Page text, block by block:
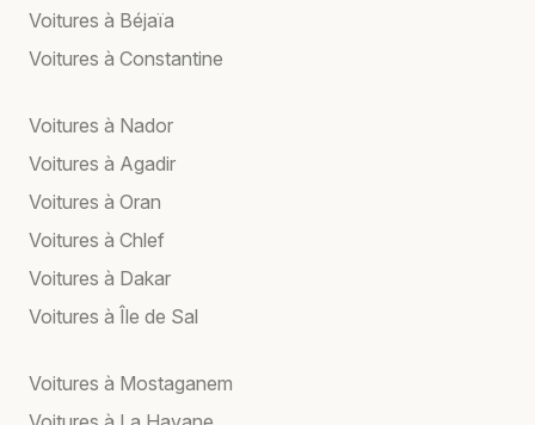
Voitures à Béjaïa
Voitures à Constantine
Voitures à Nador
Voitures à Agadir
Voitures à Oran
Voitures à Chlef
Voitures à Dakar
Voitures à Île de Sal
Voitures à Mostaganem